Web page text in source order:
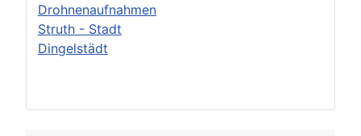
Drohnenaufnahmen
Struth - Stadt
Dingelstädt